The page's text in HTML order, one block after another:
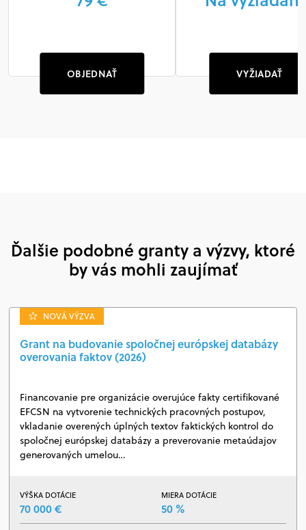
OBJEDNAŤ VYŽIADAŤ
Ďalšie podobné granty a výzvy, ktoré
by vás mohli zaujímať
NOVÁ VÝZVA
Grant na budovanie spoločnej európskej databázy
overovania faktov (2026)
Financovanie pre organizácie overujúce fakty certifikované
EFCSN na vytvorenie technických pracovných postupov,
vkladanie overených úplných textov faktických kontrol do
spoločnej európskej databázy a preverovanie metaúdajov
generovaných umelou…
VÝŠKA DOTÁCIE
70 000 €
MIERA DOTÁCIE
50 %